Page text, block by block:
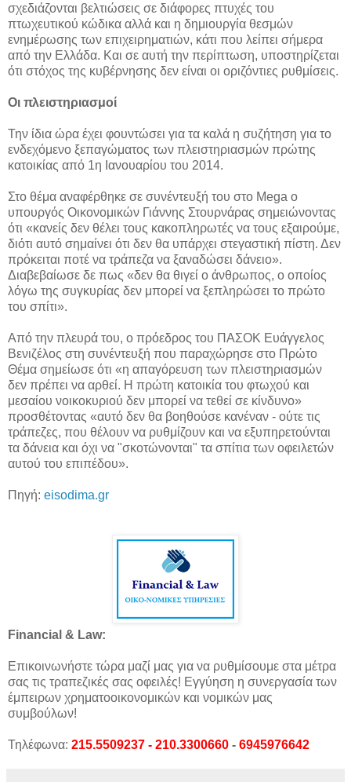
σχεδιάζονται βελτιώσεις σε διάφορες πτυχές του
πτωχευτικού κώδικα αλλά και η δημιουργία θεσμών
ενημέρωσης των επιχειρηματιών, κάτι που λείπει σήμερα
από την Ελλάδα. Και σε αυτή την περίπτωση, υποστηρίζεται
ότι στόχος της κυβέρνησης δεν είναι οι οριζόντιες ρυθμίσεις.
Οι πλειστηριασμοί
Την ίδια ώρα έχει φουντώσει για τα καλά η συζήτηση για το
ενδεχόμενο ξεπαγώματος των πλειστηριασμών πρώτης
κατοικίας από 1η Ιανουαρίου του 2014.
Στο θέμα αναφέρθηκε σε συνέντευξή του στο Mega ο
υπουργός Οικονομικών Γιάννης Στουρνάρας σημειώνοντας
ότι «κανείς δεν θέλει τους κακοπληρωτές να τους εξαιρούμε,
διότι αυτό σημαίνει ότι δεν θα υπάρχει στεγαστική πίστη. Δεν
πρόκειται ποτέ να τράπεζα να ξαναδώσει δάνειο».
Διαβεβαίωσε δε πως «δεν θα θιγεί ο άνθρωπος, ο οποίος
λόγω της συγκυρίας δεν μπορεί να ξεπληρώσει το πρώτο
του σπίτι».
Από την πλευρά του, ο πρόεδρος του ΠΑΣΟΚ Ευάγγελος
Βενιζέλος στη συνέντευξή που παραχώρησε στο Πρώτο
Θέμα σημείωσε ότι «η απαγόρευση των πλειστηριασμών
δεν πρέπει να αρθεί. Η πρώτη κατοικία του φτωχού και
μεσαίου νοικοκυριού δεν μπορεί να τεθεί σε κίνδυνο»
προσθέτοντας «αυτό δεν θα βοηθούσε κανέναν - ούτε τις
τράπεζες, που θέλουν να ρυθμίζουν και να εξυπηρετούνται
τα δάνεια και όχι να "σκοτώνονται" τα σπίτια των οφειλετών
αυτού του επιπέδου».
Πηγή: eisodima.gr
Financial & Law:
Επικοινωνήστε τώρα μαζί μας για να ρυθμίσουμε στα μέτρα
σας τις τραπεζικές σας οφειλές! Εγγύηση η συνεργασία των
έμπειρων χρηματοοικονομικών και νομικών μας
συμβούλων!
Τηλέφωνα: 215.5509237 - 210.3300660 - 6945976642